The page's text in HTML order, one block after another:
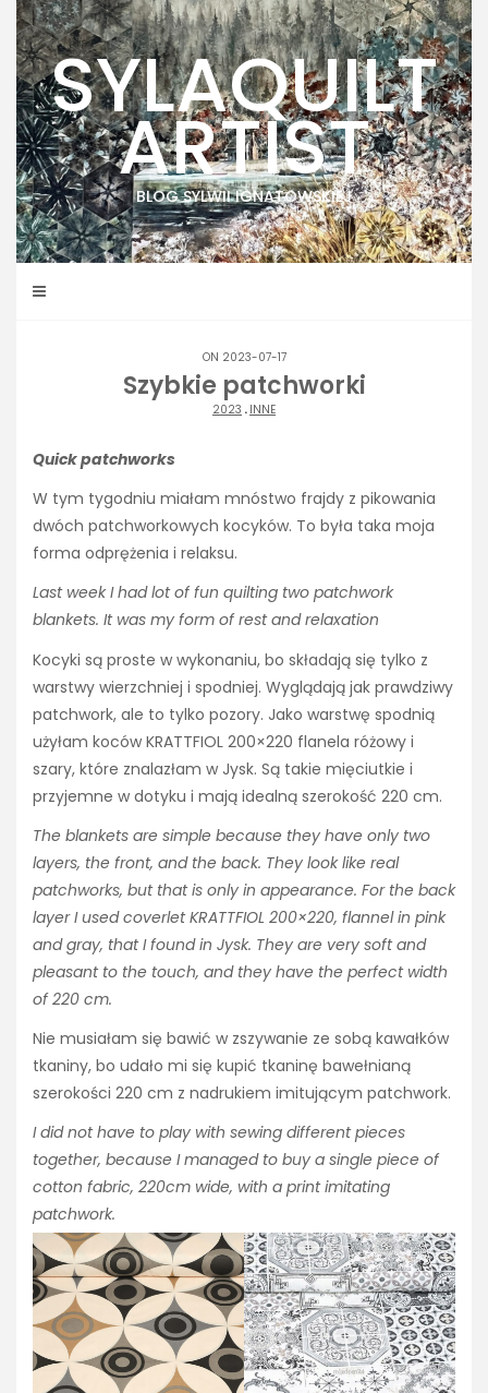
Skip
contentSYLAQUILT
ARTIST
BLOG SYLWII IGNATOWSKIEJ
ON 2023-07-17
Szybkie patchworki
2023 . INNE
Quick patchworks
W tym tygodniu miałam mnóstwo frajdy z pikowania
dwóch patchworkowych kocyków. To była taka moja
forma odprężenia i relaksu.
Last week I had lot of fun quilting two patchwork
blankets. It was my form of rest and relaxation
Kocyki są proste w wykonaniu, bo składają się tylko z
warstwy wierzchniej i spodniej. Wyglądają jak prawdziwy
patchwork, ale to tylko pozory. Jako warstwę spodnią
użyłam koców KRATTFIOL 200×220 flanela różowy i
szary, które znalazłam w Jysk. Są takie mięciutkie i
przyjemne w dotyku i mają idealną szerokość 220 cm.
The blankets are simple because they have only two
layers, the front, and the back. They look like real
patchworks, but that is only in appearance. For the back
layer I used coverlet KRATTFIOL 200×220, flannel in pink
and gray, that I found in Jysk. They are very soft and
pleasant to the touch, and they have the perfect width
of 220 cm.
Nie musiałam się bawić w zszywanie ze sobą kawałków
tkaniny, bo udało mi się kupić tkaninę bawełnianą
szerokości 220 cm z nadrukiem imitującym patchwork.
I did not have to play with sewing different pieces
together, because I managed to buy a single piece of
cotton fabric, 220cm wide, with a print imitating
patchwork.